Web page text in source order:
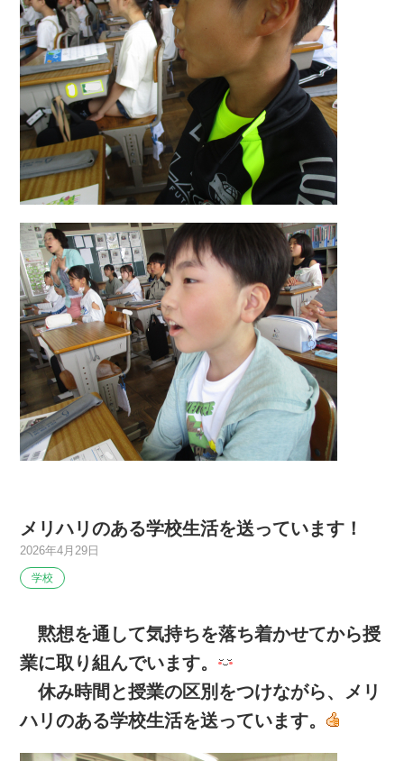
メリハリのある学校生活を送っています！
2026年4月29日
学校
黙想を通して気持ちを落ち着かせてから授
業に取り組んでいます。
休み時間と授業の区別をつけながら、メリ
ハリのある学校生活を送っています。